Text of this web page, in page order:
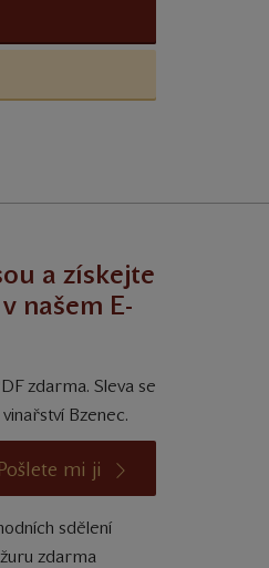
a získejte
našem E-
zdarma. Sleva se
Bzenec.
Pošlete mi ji
sdělení
zdarma